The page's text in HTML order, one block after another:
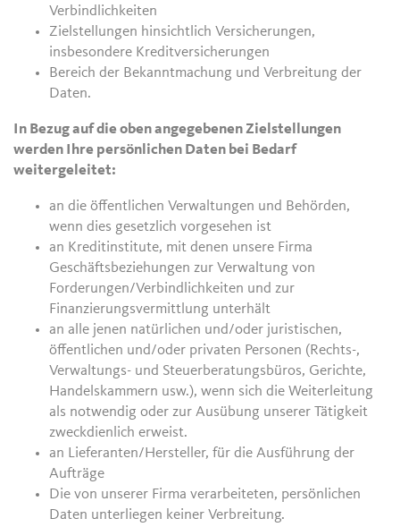
Verbindlichkeiten
Zielstellungen hinsichtlich Versicherungen,
insbesondere Kreditversicherungen
Bereich der Bekanntmachung und Verbreitung der
Daten.
In Bezug auf die oben angegebenen Zielstellungen
werden Ihre persönlichen Daten bei Bedarf
weitergeleitet:
an die öffentlichen Verwaltungen und Behörden,
wenn dies gesetzlich vorgesehen ist
an Kreditinstitute, mit denen unsere Firma
Geschäftsbeziehungen zur Verwaltung von
Forderungen/Verbindlichkeiten und zur
Finanzierungsvermittlung unterhält
an alle jenen natürlichen und/oder juristischen,
öffentlichen und/oder privaten Personen (Rechts-,
Verwaltungs- und Steuerberatungsbüros, Gerichte,
Handelskammern usw.), wenn sich die Weiterleitung
als notwendig oder zur Ausübung unserer Tätigkeit
zweckdienlich erweist.
an Lieferanten/Hersteller, für die Ausführung der
Aufträge
Die von unserer Firma verarbeiteten, persönlichen
Daten unterliegen keiner Verbreitung.